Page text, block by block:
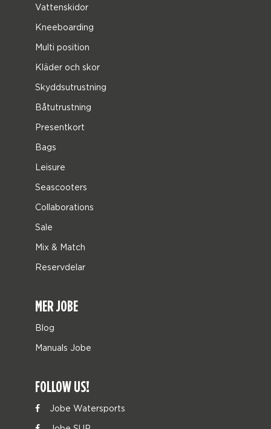
Vattenskidor
Kneeboarding
Multi position
Kläder och skor
Skyddsutrustning
Båtutrustning
Presentkort
Bags
Leisure
Seascooters
Collaborations
Sale
Mix & Match
Reservdelar
MER JOBE
Blog
Manuals Jobe
FOLLOW US!
Jobe Watersports